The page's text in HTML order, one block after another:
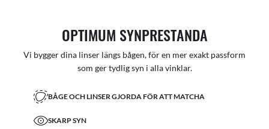
OPTIMUM SYNPRESTANDA
Vi bygger dina linser längs bågen, för en mer exakt passform
som ger tydlig syn i alla vinklar.
BÅGE OCH LINSER GJORDA FÖR ATT MATCHA
SKARP SYN